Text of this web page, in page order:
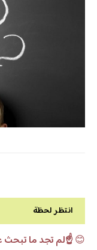
انتظر لحظة
😊☝️لم تجد ما تبحث